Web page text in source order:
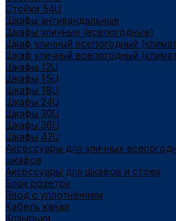
Стойки 54U
Шкафы антивандальные
Шкафы уличные (всепогодные)
Шкаф уличный всепогодный
Шкаф уличный всепогодный
Шкафы 12U
Шкафы 15U
Шкафы 18U
Шкафы 24U
Шкафы 30U
Шкафы 36U
Шкафы 42U
Аксессуары для уличных
шкафов
Аксессуары для шкафов и стоек
Блок розеток
Ввод с уплотнением
Кабель канал
Козырьки